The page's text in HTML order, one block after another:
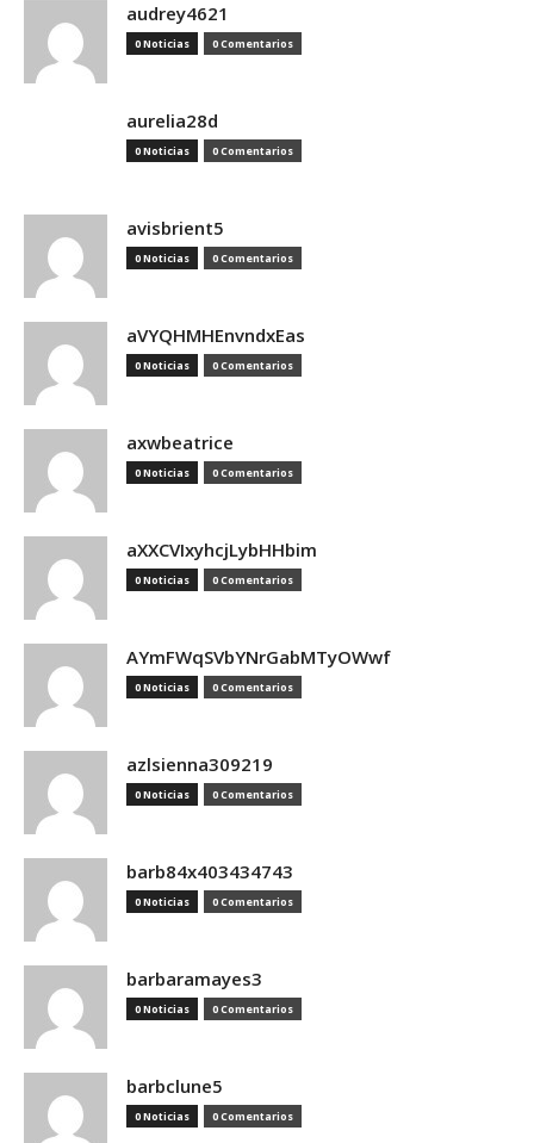
audrey4621
0 Noticias 0 Comentarios
aurelia28d
0 Noticias 0 Comentarios
avisbrient5
0 Noticias 0 Comentarios
aVYQHMHEnvndxEas
0 Noticias 0 Comentarios
axwbeatrice
0 Noticias 0 Comentarios
aXXCVIxyhcjLybHHbim
0 Noticias 0 Comentarios
AYmFWqSVbYNrGabMTyOWwf
0 Noticias 0 Comentarios
azlsienna309219
0 Noticias 0 Comentarios
barb84x403434743
0 Noticias 0 Comentarios
barbaramayes3
0 Noticias 0 Comentarios
barbclune5
0 Noticias 0 Comentarios